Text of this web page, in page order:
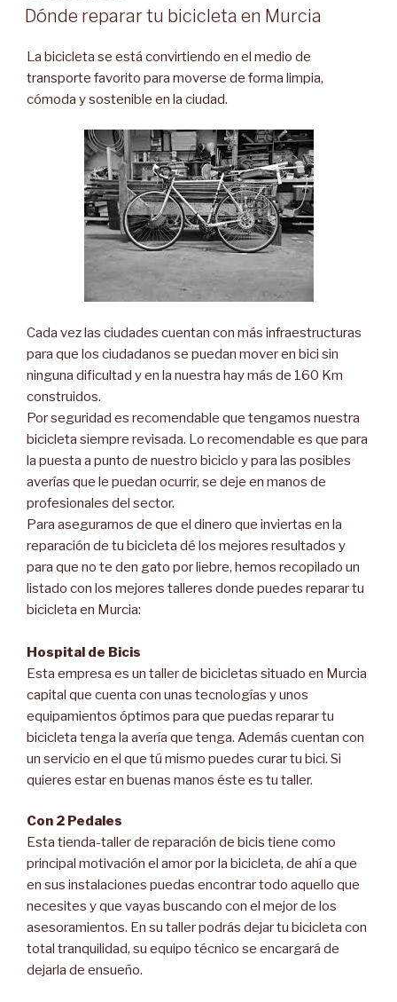
EL
Dónde reparar tu bicicleta en Murcia
La bicicleta se está convirtiendo en el medio de
transporte favorito para moverse de forma limpia,
cómoda y sostenible en la ciudad.
Cada vez las ciudades cuentan con más infraestructuras
para que los ciudadanos se puedan mover en bici sin
ninguna dificultad y en la nuestra hay más de 160 Km
construidos.
Por seguridad es recomendable que tengamos nuestra
bicicleta siempre revisada. Lo recomendable es que para
la puesta a punto de nuestro biciclo y para las posibles
averías que le puedan ocurrir, se deje en manos de
profesionales del sector.
Para asegurarnos de que el dinero que inviertas en la
reparación de tu bicicleta dé los mejores resultados y
para que no te den gato por liebre, hemos recopilado un
listado con los mejores talleres donde puedes reparar tu
bicicleta en Murcia:
Hospital de Bicis
Esta empresa es un taller de bicicletas situado en Murcia
capital que cuenta con unas tecnologías y unos
equipamientos óptimos para que puedas reparar tu
bicicleta tenga la avería que tenga. Además cuentan con
un servicio en el que tú mismo puedes curar tu bici. Si
quieres estar en buenas manos éste es tu taller.
Con 2 Pedales
Esta tienda-taller de reparación de bicis tiene como
principal motivación el amor por la bicicleta, de ahí a que
en sus instalaciones puedas encontrar todo aquello que
necesites y que vayas buscando con el mejor de los
asesoramientos. En su taller podrás dejar tu bicicleta con
total tranquilidad, su equipo técnico se encargará de
dejarla de ensueño.